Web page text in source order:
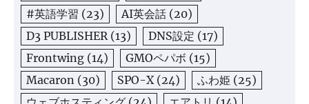
#英語学習 (23) AI英会話 (20)
D3 PUBLISHER(13) DNS設定 (17)
Frontwing (14) GMOペパボ (15)
Macaron (30) SPO-X(24) ふわ姫 (25)